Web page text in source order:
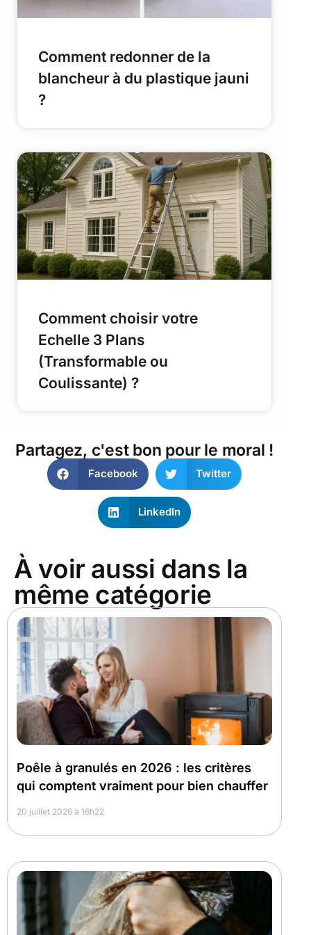
Comment redonner de la
blancheur à du plastique jauni
?
Comment choisir votre
Echelle 3 Plans
(Transformable ou
Coulissante) ?
Partagez, c'est bon pour le moral !
Facebook Twitter
LinkedIn
À voir aussi dans la
même catégorie
Poêle à granulés en 2026 : les critères
qui comptent vraiment pour bien chauffer
20 juillet 2026 à 16h22